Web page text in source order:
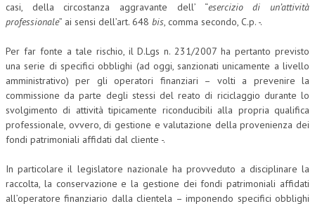
SVILUPPO SOSTENIBILE
L’UMANISTA
DIRITTO
DIRITTO PENALE D’IMPRESA
DIRITTO DEL LAVORO
DIRITTO DEL WEB
DIRITTO DELLE IMPRESE IN CRISI
casi, della circostanza aggravante dell’ “esercizio di un’attività
professionale” ai sensi dell’art. 648 bis, comma secondo, C.p. -.
Per far fonte a tale rischio, il D.Lgs n. 231/2007 ha pertanto previsto
una serie di specifici obblighi (ad oggi, sanzionati unicamente a livello
amministrativo) per gli operatori finanziari – volti a prevenire la
commissione da parte degli stessi del reato di riciclaggio durante lo
svolgimento di attività tipicamente riconducibili alla propria qualifica
professionale, ovvero, di gestione e valutazione della provenienza dei
fondi patrimoniali affidati dal cliente -.
In particolare il legislatore nazionale ha provveduto a disciplinare la
raccolta, la conservazione e la gestione dei fondi patrimoniali affidati
all’operatore finanziario dalla clientela – imponendo specifici obblighi